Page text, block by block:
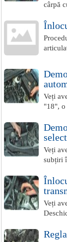
cârpă
Veți
"18", o
Veți
subțiri
Veți